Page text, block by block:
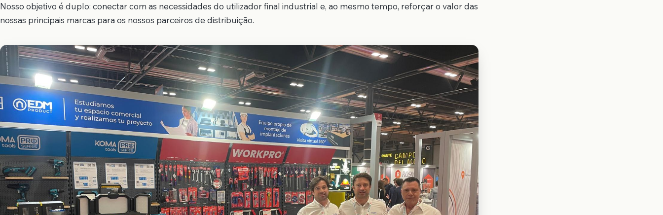
Nosso objetivo é duplo: conectar com as necessidades do utilizador final industrial e, ao mesmo tempo, reforçar o valor das
nossas principais marcas para os nossos parceiros de distribuição.